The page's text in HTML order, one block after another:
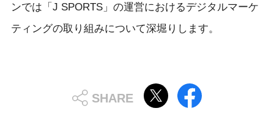
ンでは「J SPORTS」の運営におけるデジタルマーケ
ティングの取り組みについて深堀りします。